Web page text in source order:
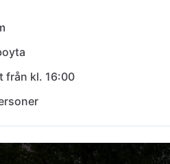
den närliggande
här upplever du ren kroatisk
från kl. 16:00